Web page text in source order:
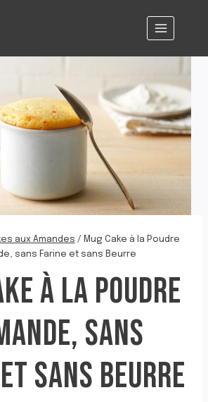
aux Amandes / Mug Cake à la Poudre
sans Farine et sans Beurre
À LA POUDRE
SANS
SANS BEURRE